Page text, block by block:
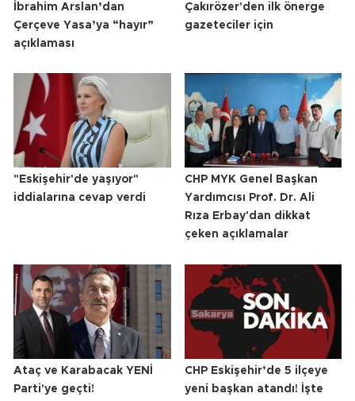
İbrahim Arslan’dan
Çerçeve Yasa’ya “hayır”
açıklaması
Çakırözer'den ilk önerge
gazeteciler için
"Eskişehir'de yaşıyor"
iddialarına cevap verdi
CHP MYK Genel Başkan
Yardımcısı Prof. Dr. Ali
Rıza Erbay'dan dikkat
çeken açıklamalar
Ataç ve Karabacak YENİ
Parti'ye geçti!
CHP Eskişehir’de 5 ilçeye
yeni başkan atandı! İşte